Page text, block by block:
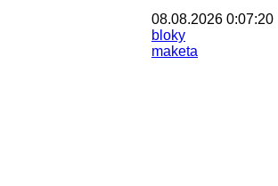
08.08.2026 0:07:20
bloky
maketa